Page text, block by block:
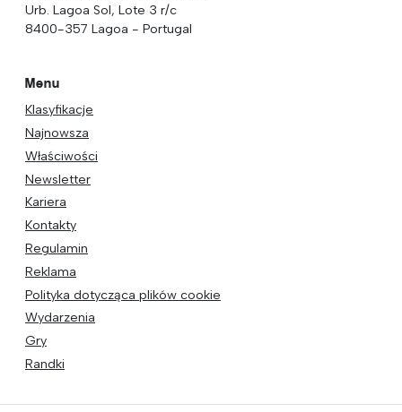
Urb. Lagoa Sol, Lote 3 r/c
8400-357 Lagoa - Portugal
Menu
Klasyfikacje
Najnowsza
Właściwości
Newsletter
Kariera
Kontakty
Regulamin
Reklama
Polityka dotycząca plików cookie
Wydarzenia
Gry
Randki